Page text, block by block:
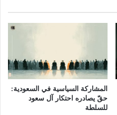
المشاركة السياسية في السعودية:
حقّ يصادره احتكار آل سعود
للسلطة